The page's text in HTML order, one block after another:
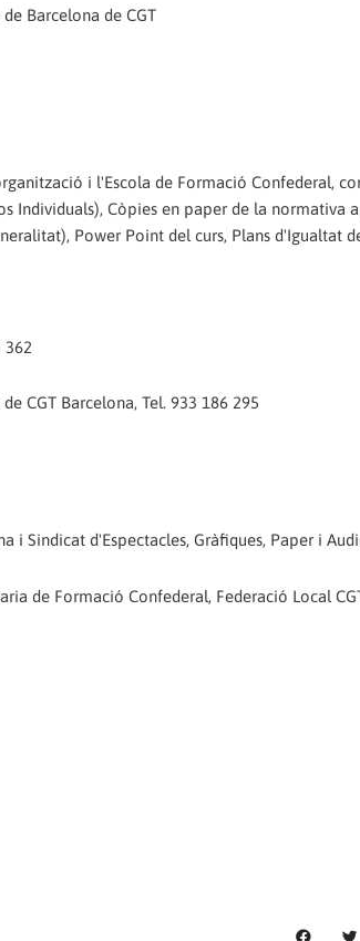
Barcelona de CGT
i l'Escola de Formació Confederal,
Individuals), Còpies en paper de la normativa
Power Point del curs, Plans d'Igualtat
362
CGT Barcelona, Tel. 933 186 295
i Sindicat d'Espectacles, Gràfiques, Paper i
de Formació Confederal, Federació Local